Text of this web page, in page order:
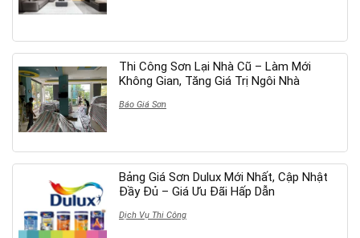
Thi Công Sơn Lại Nhà Cũ – Làm Mới
Không Gian, Tăng Giá Trị Ngôi Nhà
Báo Giá Sơn
Bảng Giá Sơn Dulux Mới Nhất, Cập Nhật
Đầy Đủ – Giá Ưu Đãi Hấp Dẫn
Dịch Vụ Thi Công